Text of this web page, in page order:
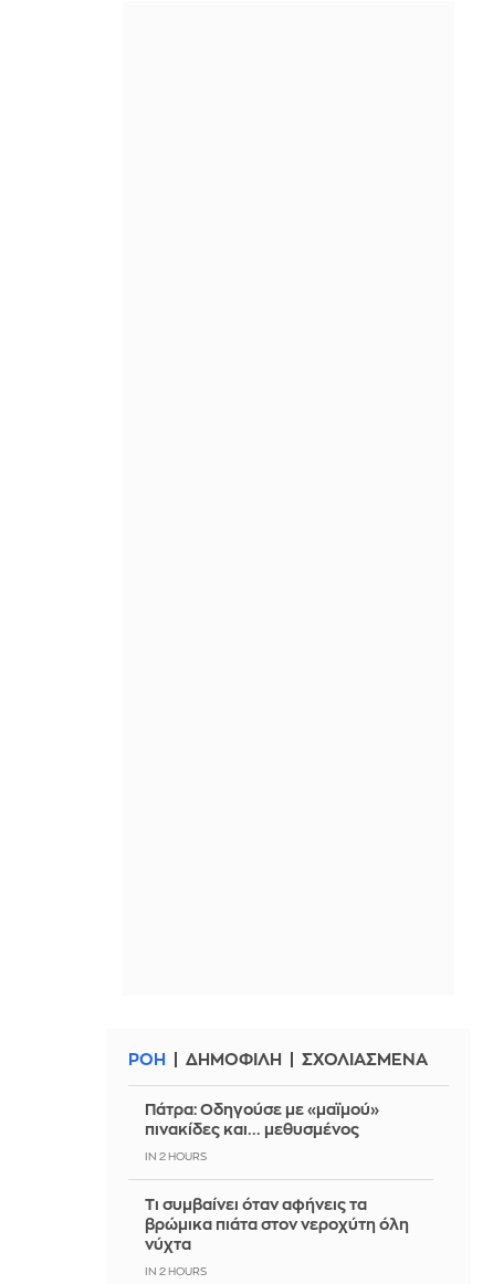
ΡΟΗ ΔΗΜΟΦΙΛΗ ΣΧΟΛΙΑΣΜΕΝΑ
Πάτρα: Οδηγούσε με «μαϊμού»
πινακίδες και... μεθυσμένος
IN 2 HOURS
Τι συμβαίνει όταν αφήνεις τα
βρώμικα πιάτα στον νεροχύτη όλη
νύχτα
IN 2 HOURS